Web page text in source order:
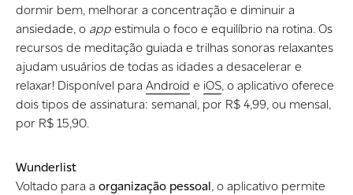
dormir bem, melhorar a concentração e diminuir a
ansiedade, o appestimula o foco e equilíbrio na rotina. Os
recursos de meditação guiada e trilhas sonoras relaxantes
ajudam usuários de todas as idades a desacelerar e
relaxar! Disponível para Android e iOS, o aplicativo oferece
dois tipos de assinatura: semanal, por R$ 4,99, ou mensal,
por R$ 15,90.
Wunderlist
Voltado para a organização pessoal, o aplicativo permite